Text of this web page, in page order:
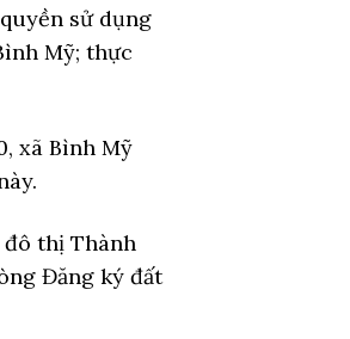
sử dụng
Mỹ; thực
xã Bình Mỹ
thị Thành
Đăng ký đất